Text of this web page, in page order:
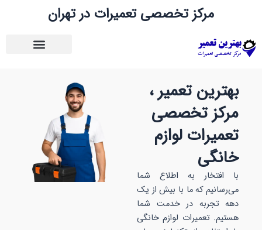
مرکز تخصصی تعمیرات در تهران
بهترین تعمیر ،
مرکز تخصصی
تعمیرات لوازم
خانگی
با افتخار به اطلاع شما
می‌رسانیم که ما با بیش از یک
دهه تجربه در خدمت شما
هستیم. تعمیرات لوازم خانگی